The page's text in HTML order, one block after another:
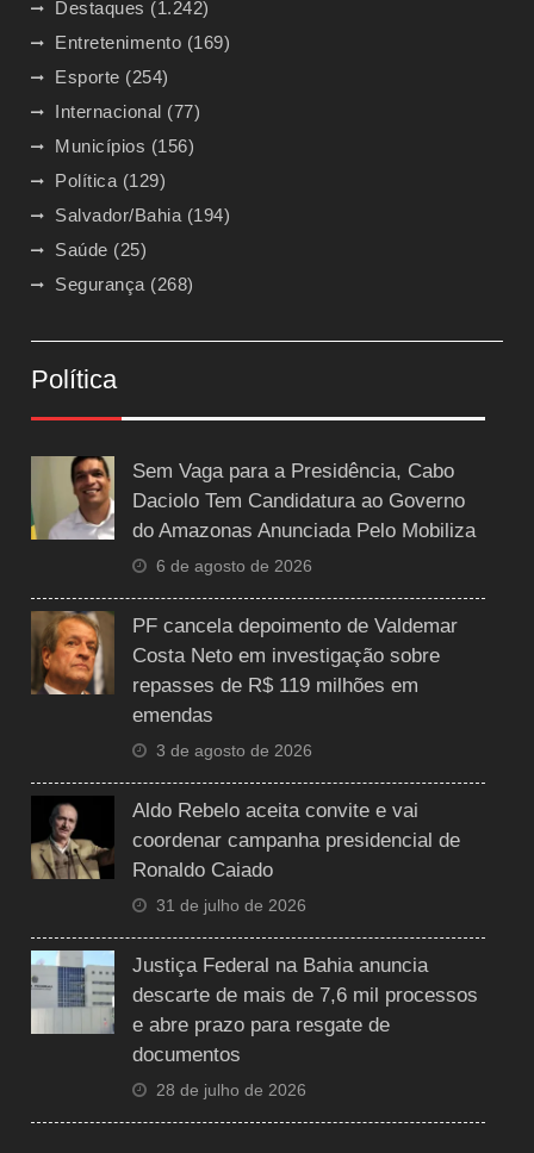
Destaques (1.242)
Entretenimento (169)
Esporte (254)
Internacional (77)
Municípios (156)
Política (129)
Salvador/Bahia (194)
Saúde (25)
Segurança (268)
Política
Sem Vaga para a Presidência, Cabo
Daciolo Tem Candidatura ao Governo
do Amazonas Anunciada Pelo Mobiliza
6 de agosto de 2026
PF cancela depoimento de Valdemar
Costa Neto em investigação sobre
repasses de R$ 119 milhões em
emendas
3 de agosto de 2026
Aldo Rebelo aceita convite e vai
coordenar campanha presidencial de
Ronaldo Caiado
31 de julho de 2026
Justiça Federal na Bahia anuncia
descarte de mais de 7,6 mil processos
e abre prazo para resgate de
documentos
28 de julho de 2026